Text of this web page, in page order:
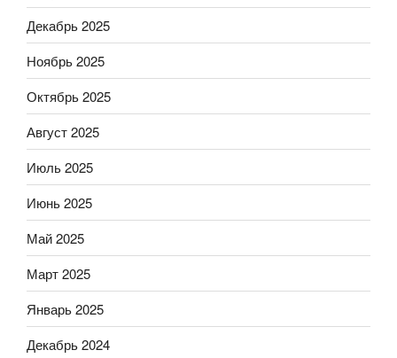
Декабрь 2025
Ноябрь 2025
Октябрь 2025
Август 2025
Июль 2025
Июнь 2025
Май 2025
Март 2025
Январь 2025
Декабрь 2024